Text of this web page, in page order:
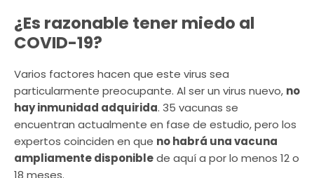
¿Es razonable tener miedo al
COVID-19?
Varios factores hacen que este virus sea
particularmente preocupante. Al ser un virus nuevo, no
hay inmunidad adquirida. 35 vacunas se
encuentran actualmente en fase de estudio, pero los
expertos coinciden en que no habrá una vacuna
ampliamente disponiblede aquí a por lo menos 12 o